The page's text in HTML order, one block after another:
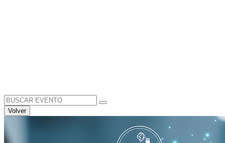
Search
for:
Volver